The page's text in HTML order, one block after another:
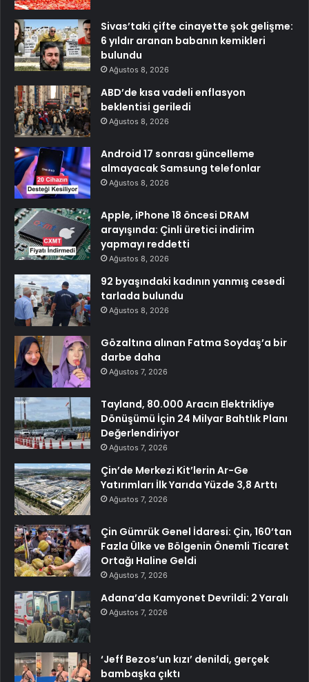
Sivas’taki çifte cinayette şok gelişme:
6 yıldır aranan babanın kemikleri
bulundu
Ağustos 8, 2026
ABD’de kısa vadeli enflasyon
beklentisi geriledi
Ağustos 8, 2026
Android 17 sonrası güncelleme
almayacak Samsung telefonlar
Ağustos 8, 2026
Apple, iPhone 18 öncesi DRAM
arayışında: Çinli üretici indirim
yapmayı reddetti
Ağustos 8, 2026
92 byaşındaki kadının yanmış cesedi
tarlada bulundu
Ağustos 8, 2026
Gözaltına alınan Fatma Soydaş’a bir
darbe daha
Ağustos 7, 2026
Tayland, 80.000 Aracın Elektrikliye
Dönüşümü İçin 24 Milyar Bahtlık Planı
Değerlendiriyor
Ağustos 7, 2026
Çin’de Merkezi Kit’lerin Ar-Ge
Yatırımları İlk Yarıda Yüzde 3,8 Arttı
Ağustos 7, 2026
Çin Gümrük Genel İdaresi: Çin, 160’tan
Fazla Ülke ve Bölgenin Önemli Ticaret
Ortağı Haline Geldi
Ağustos 7, 2026
Adana’da Kamyonet Devrildi: 2 Yaralı
Ağustos 7, 2026
‘Jeff Bezos’un kızı’ denildi, gerçek
bambaşka çıktı